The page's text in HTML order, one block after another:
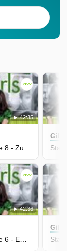
42:35
Staffel 2, Folge 8 - Zukunftsträume
42:36
Staffel 2, Folge 6 - Emily in Nöten